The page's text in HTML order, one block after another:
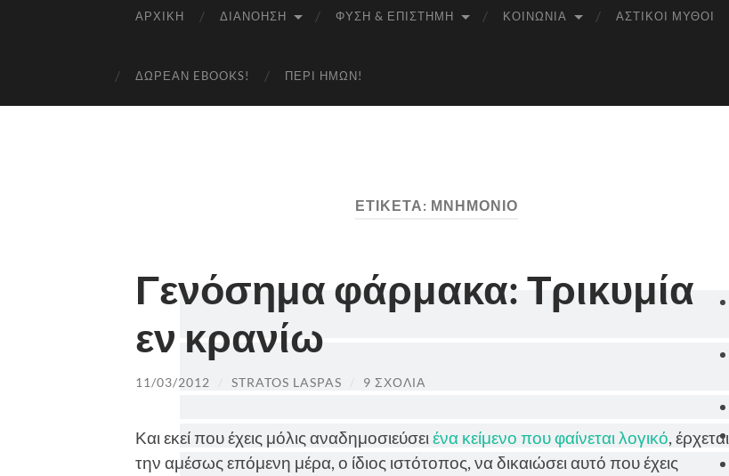
ΑΡΧΙΚΉ ΔΙΑΝΌΗΣΗ ΦΎΣΗ & ΕΠΙΣΤΉΜΗ ΚΟΙΝΩΝΊΑ ΑΣΤΙΚΟΊ ΜΎΘΟΙ
ΔΩΡΕΆΝ EBOOKS! ΠΕΡΊ ΗΜΏΝ!
ΕΤΙΚΈΤΑ: ΜΝΗΜΌΝΙΟ
Γενόσημα φάρμακα: Τρικυμία
εν κρανίω
11/03/2012 STRATOS LASPAS 9 ΣΧΌΛΙΑ
Και εκεί που έχεις μόλις αναδημοσιεύσει ένα κείμενο που φαίνεται λογικό, έρχεται
την αμέσως επόμενη μέρα, ο ίδιος ιστότοπος, να δικαιώσει αυτό που έχεις